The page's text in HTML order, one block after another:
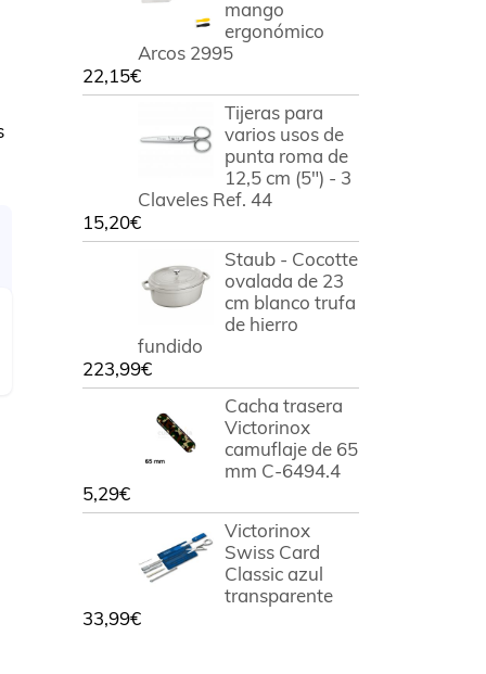
mango
ergonómico
Arcos 2995
22,15€
Tijeras para
varios usos de
punta roma de
12,5 cm (5") - 3
Claveles Ref. 44
15,20€
Staub - Cocotte
ovalada de 23
cm blanco trufa
de hierro
fundido
223,99€
Cacha trasera
Victorinox
camuflaje de 65
mm C-6494.4
5,29€
Victorinox
Swiss Card
Classic azul
transparente
33,99€